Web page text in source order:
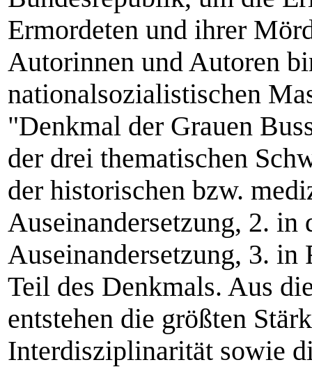
Ermordeten und ihrer
Autorinnen und Autoren
nationalsozialistischen
"Denkmal der Grauen
der drei thematischen
der historischen bzw.
Auseinandersetzung, 2. in
Auseinandersetzung, 3. in
Teil des Denkmals. Aus
entstehen die größten
Interdisziplinarität sowie